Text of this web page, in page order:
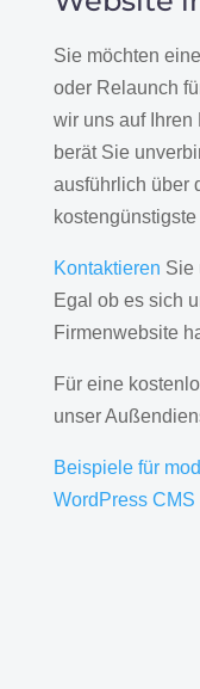
Sie möchten
oder Relaunch
wir uns auf Ihren
berät Sie
ausführlich über
Kontaktieren Sie
Egal ob es sich
Firmenwebsite
Für eine
unser
Beispiele für
WordPress CMS